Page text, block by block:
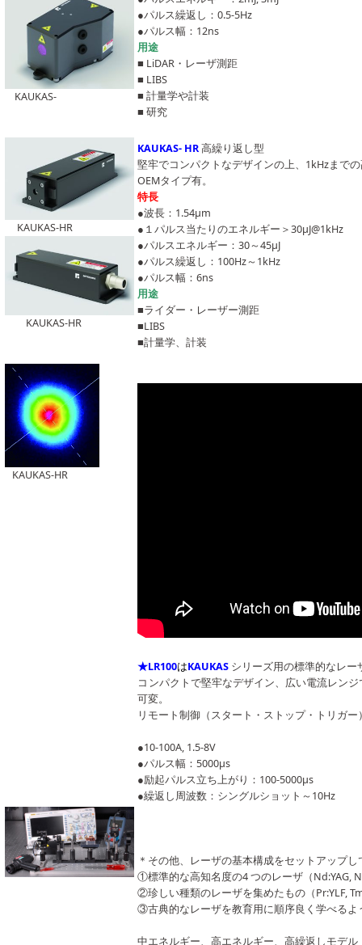
KAUKAS-
KAUKAS-HR
KAUKAS-HR
KAUKAS-HR
●パルス繰返し：0.5-5Hz
●パルス幅：12ns
⽤途
■ LiDAR・レーザ測距
■ LIBS
■ 計量学や計装
■ 研究
KAUKAS- HR高繰り返し
堅牢でコンパクトなデザインの上、1kHzまで
OEMタイプ有。
特⻑
●波長：1.54μm
●１パルス当たりのエネルギー＞30μJ@1kHz
●パルスエネルギー：30～45μJ
●パルス繰返し：100Hz～1kHz
●パルス幅：6ns
⽤途
■ライダー・レーザー測距
■LIBS
■計量学、計装
★LR100はKAUKAS シリーズ用の標準的なレー
コンパクトで堅牢なデザイン、広い電流レン
可変。
リモート制御（スタート・ストップ・トリガー
●10-100A, 1.5-8V
●パルス幅：5000μs
●励起パルス立ち上がり：100-5000μs
●繰返し周波数：シングルショット～10Hz
＊その他、レーザの基本構成をセットアップ
①標準的な高知名度の4 つのレーザ（Nd:YAG,
②珍しい種類のレーザを集めたもの（Pr:YLF,
③古典的なレーザを教育⽤に順序良く学べるよ
中エネルギー、⾼エネルギー、⾼繰返しモデル